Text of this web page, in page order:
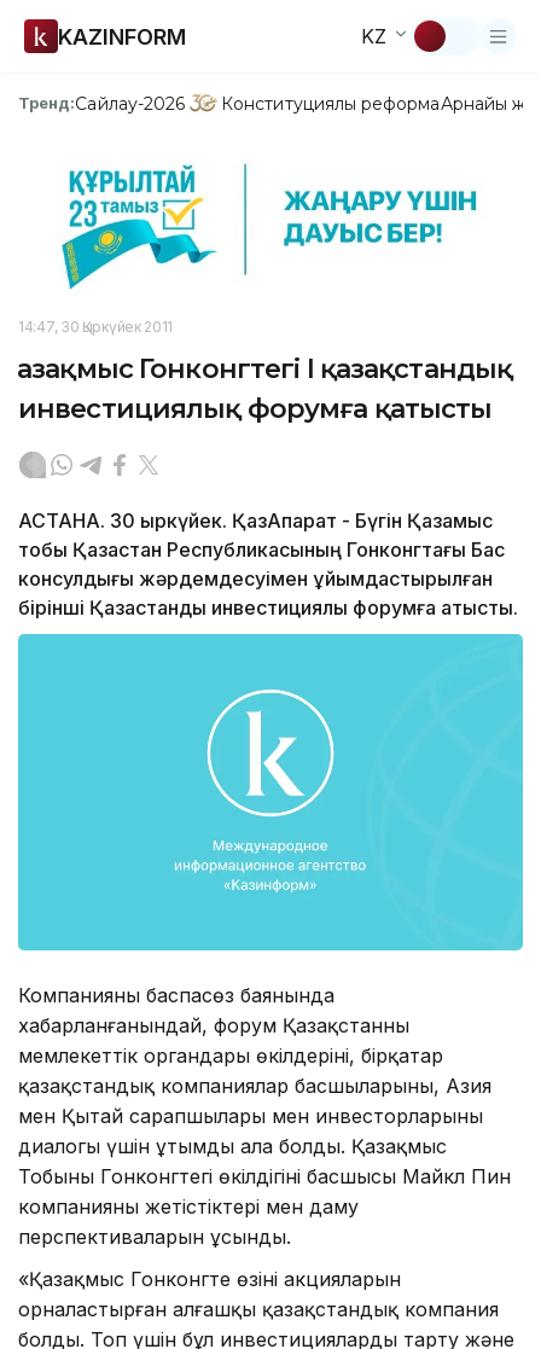
KAZINFORM KZ
Тренд:Сайлау-2026 Конституциялық реформаАрнайы
14:47, 30 Қыркүйек 2011
Қазақмыс Гонконгтегі І қазақстандық
инвестициялық форумға қатысты
АСТАНА. 30 қыркүйек. ҚазАқпарат - Бүгін Қазақмыс
тобы Қазақстан Республикасының Гонконгтағы Бас
консулдығы жәрдемдесуімен ұйымдастырылған
бірінші Қазақстандық инвестициялық форумға қатысты.
Компанияның баспасөз баянында
хабарланғанындай, форум Қазақстанның
мемлекеттік органдары өкілдерінің, бірқатар
қазақстандық компаниялар басшыларының, Азия
мен Қытай сарапшылары мен инвесторларының
диалогы үшін ұтымды алаң болды. Қазақмыс
Тобының Гонконгтегі өкілдігінің басшысы Майкл Пин
компанияның жетістіктері мен даму
перспективаларын ұсынды.
«Қазақмыс Гонконгте өзінің акцияларын
орналастырған алғашқы қазақстандық компания
болды. Топ үшін бұл инвестицияларды тарту және